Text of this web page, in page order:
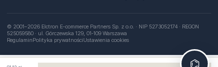
© 2001–2026 Elctron E-commerce Partners Sp. z o.o. · NIP 5273052174 · REGON
525059580 · ul. Górczewska 129, 01‑109 Warszawa
RegulaminPolityka prywatnościUstawienia cookies
⌬